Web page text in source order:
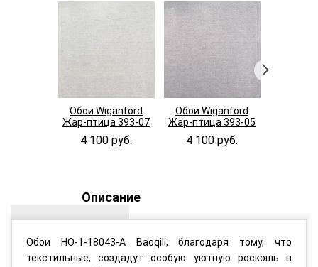
Обои Wiganford
Жар-птица 393-07
4 100 руб.
Обои Wiganford
Жар-птица 393-05
4 100 руб.
Описание
Обои HO-1-18043-A Baoqili, благодаря тому, что
текстильные, создадут особую уютную роскошь в